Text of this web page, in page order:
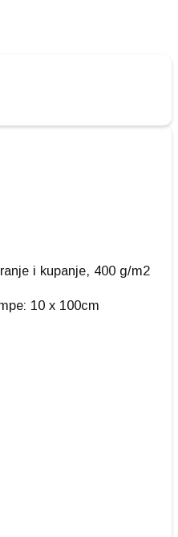
i kupanje, 400 g/m2
10 x 100cm